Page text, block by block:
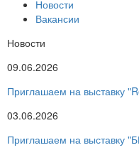
Новости
Вакансии
Новости
09.06.2026
Приглашаем на выставку
03.06.2026
Приглашаем на выставку